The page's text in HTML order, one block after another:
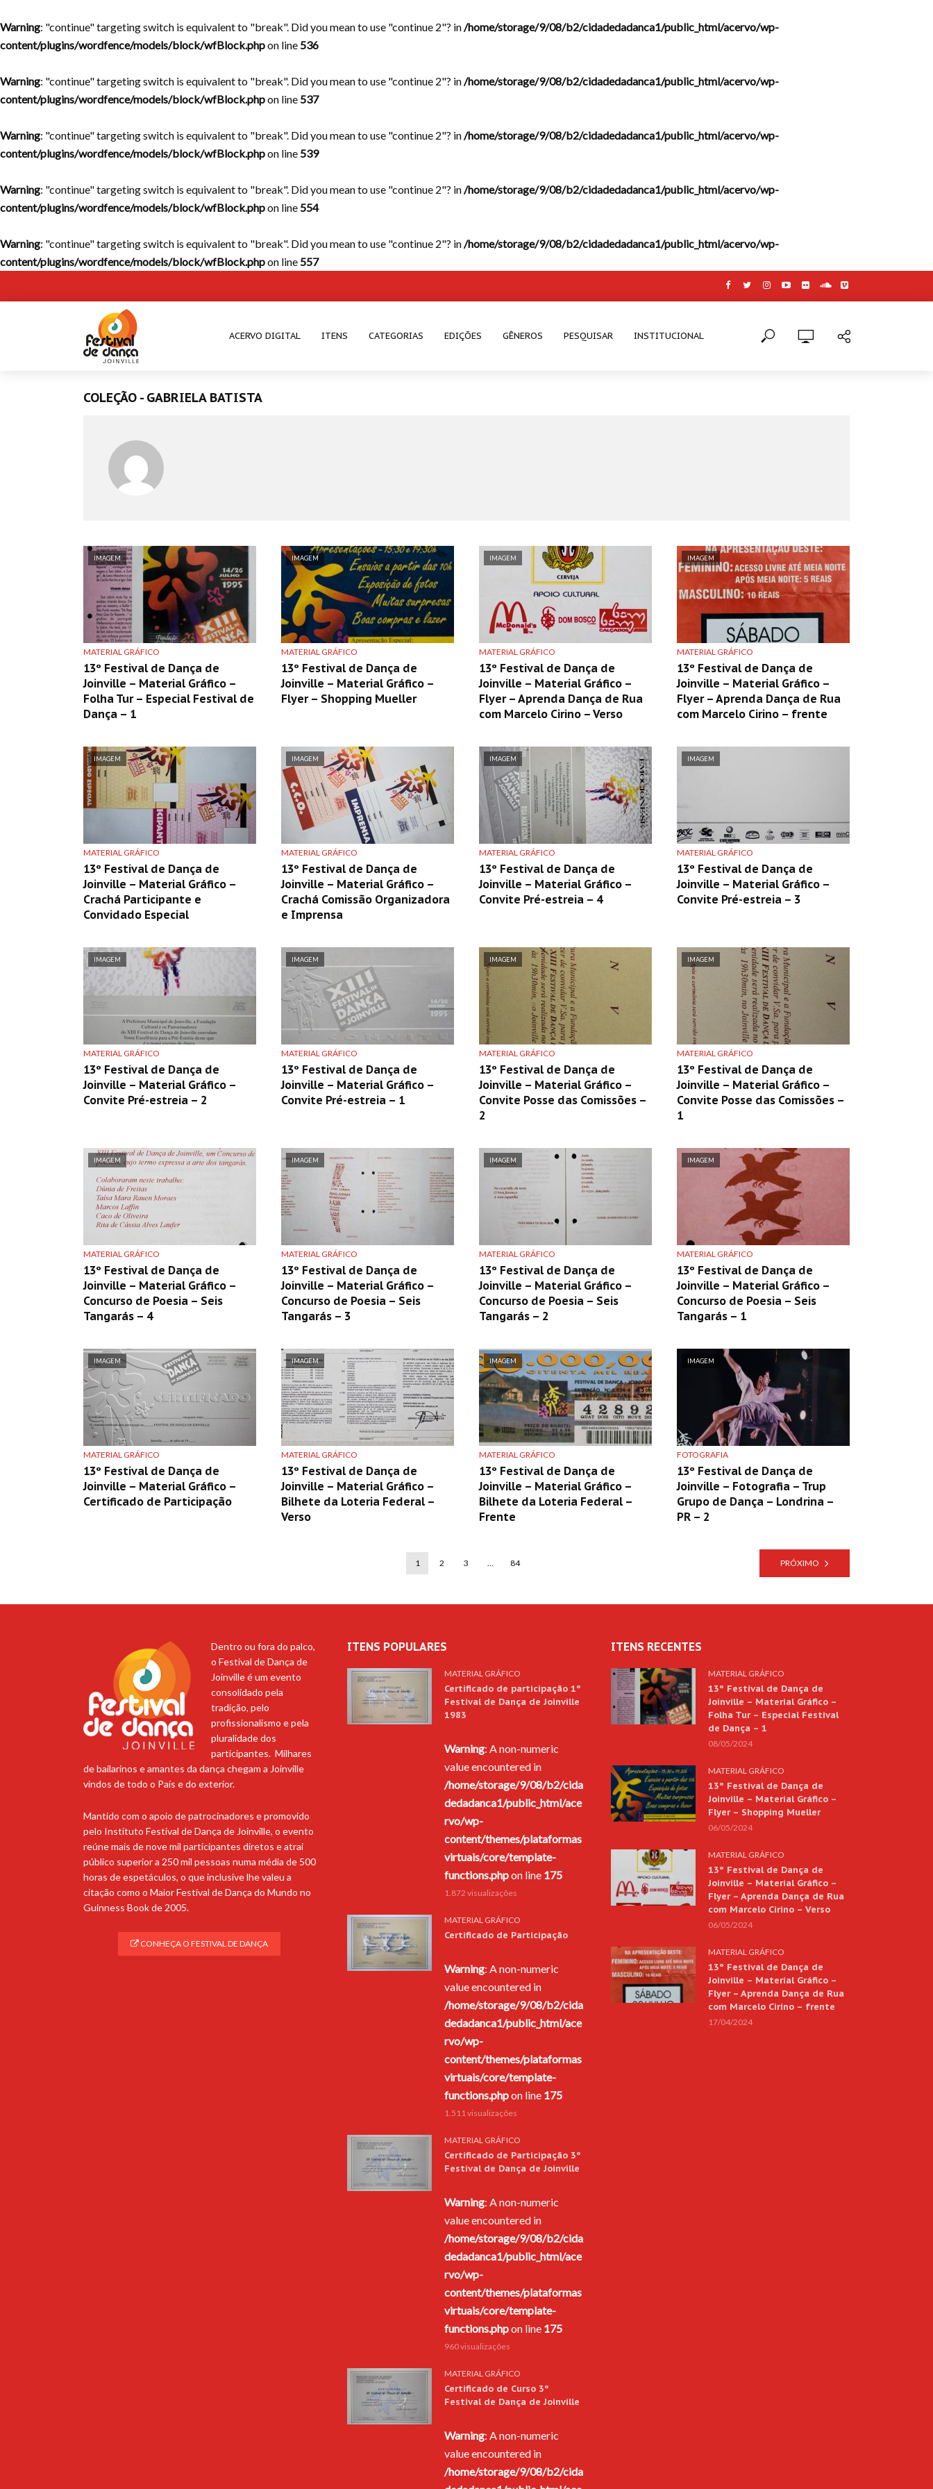
Warning: "continue" targeting switch is equivalent to "break". Did you mean to use "continue 2"? in/home/storage/9/08/b2/cidadedadanca1/public_html/acervo/wp-
content/plugins/wordfence/models/block/wfBlock.phpon line536
Warning: "continue" targeting switch is equivalent to "break". Did you mean to use "continue 2"? in/home/storage/9/08/b2/cidadedadanca1/public_html/acervo/wp-
content/plugins/wordfence/models/block/wfBlock.phpon line537
Warning: "continue" targeting switch is equivalent to "break". Did you mean to use "continue 2"? in/home/storage/9/08/b2/cidadedadanca1/public_html/acervo/wp-
content/plugins/wordfence/models/block/wfBlock.phpon line539
Warning: "continue" targeting switch is equivalent to "break". Did you mean to use "continue 2"? in/home/storage/9/08/b2/cidadedadanca1/public_html/acervo/wp-
content/plugins/wordfence/models/block/wfBlock.phpon line554
Warning: "continue" targeting switch is equivalent to "break". Did you mean to use "continue 2"? in/home/storage/9/08/b2/cidadedadanca1/public_html/acervo/wp-
content/plugins/wordfence/models/block/wfBlock.phpon line557
ACERVO DIGITAL ITENS CATEGORIAS EDIÇÕES GÊNEROS PESQUISAR INSTITUCIONAL
COLEÇÃO - GABRIELA BATISTA
IMAGEM
MATERIAL GRÁFICO
13º Festival de Dança de
Joinville – Material Gráfico –
Folha Tur – Especial Festival de
Dança – 1
IMAGEM
MATERIAL GRÁFICO
13º Festival de Dança de
Joinville – Material Gráfico –
Flyer – Shopping Mueller
IMAGEM
MATERIAL GRÁFICO
13º Festival de Dança de
Joinville – Material Gráfico –
Flyer – Aprenda Dança de Rua
com Marcelo Cirino – Verso
IMAGEM
MATERIAL GRÁFICO
13º Festival de Dança de
Joinville – Material Gráfico –
Flyer – Aprenda Dança de Rua
com Marcelo Cirino – frente
IMAGEM
MATERIAL GRÁFICO
13º Festival de Dança de
Joinville – Material Gráfico –
Crachá Participante e
Convidado Especial
IMAGEM
MATERIAL GRÁFICO
13º Festival de Dança de
Joinville – Material Gráfico –
Crachá Comissão Organizadora
e Imprensa
IMAGEM
MATERIAL GRÁFICO
13º Festival de Dança de
Joinville – Material Gráfico –
Convite Pré-estreia – 4
IMAGEM
MATERIAL GRÁFICO
13º Festival de Dança de
Joinville – Material Gráfico –
Convite Pré-estreia – 3
IMAGEM
MATERIAL GRÁFICO
13º Festival de Dança de
Joinville – Material Gráfico –
Convite Pré-estreia – 2
IMAGEM
MATERIAL GRÁFICO
13º Festival de Dança de
Joinville – Material Gráfico –
Convite Pré-estreia – 1
IMAGEM
MATERIAL GRÁFICO
13º Festival de Dança de
Joinville – Material Gráfico –
Convite Posse das Comissões –
2
IMAGEM
MATERIAL GRÁFICO
13º Festival de Dança de
Joinville – Material Gráfico –
Convite Posse das Comissões –
1
IMAGEM
MATERIAL GRÁFICO
13º Festival de Dança de
Joinville – Material Gráfico –
Concurso de Poesia – Seis
Tangarás – 4
IMAGEM
MATERIAL GRÁFICO
13º Festival de Dança de
Joinville – Material Gráfico –
Concurso de Poesia – Seis
Tangarás – 3
IMAGEM
MATERIAL GRÁFICO
13º Festival de Dança de
Joinville – Material Gráfico –
Concurso de Poesia – Seis
Tangarás – 2
IMAGEM
MATERIAL GRÁFICO
13º Festival de Dança de
Joinville – Material Gráfico –
Concurso de Poesia – Seis
Tangarás – 1
IMAGEM
MATERIAL GRÁFICO
13º Festival de Dança de
Joinville – Material Gráfico –
Certificado de Participação
IMAGEM
MATERIAL GRÁFICO
13º Festival de Dança de
Joinville – Material Gráfico –
Bilhete da Loteria Federal –
Verso
IMAGEM
MATERIAL GRÁFICO
13º Festival de Dança de
Joinville – Material Gráfico –
Bilhete da Loteria Federal –
Frente
IMAGEM
FOTOGRAFIA
13º Festival de Dança de
Joinville – Fotografia – Trup
Grupo de Dança – Londrina –
PR – 2
1 2 3 … 84 PRÓXIMO
Dentro ou fora do palco,
o Festival de Dança de
Joinville é um evento
consolidado pela
tradição, pelo
profissionalismo e pela
pluralidade dos
participantes. Milhares
de bailarinos e amantes da dança chegam a Joinville
vindos de todo o País e do exterior.
Mantido com o apoio de patrocinadores e promovido
pelo Instituto Festival de Dança de Joinville, o evento
reúne mais de nove mil participantes diretos e atrai
público superior a 250 mil pessoas numa média de 500
horas de espetáculos, o que inclusive lhe valeu a
citação como o Maior Festival de Dança do Mundo no
Guinness Book de 2005.
CONHEÇA O FESTIVAL DE DANÇA
ITENS POPULARES
MATERIAL GRÁFICO
Certificado de participação 1º
Festival de Dança de Joinville
1983
Warning: A non-numeric
value encountered in
/home/storage/9/08/b2/cida
dedadanca1/public_html/ace
rvo/wp-
content/themes/plataformas
virtuais/core/template-
functions.phpon line 175
1.872 visualizações
MATERIAL GRÁFICO
Certificado de Participação
Warning: A non-numeric
value encountered in
/home/storage/9/08/b2/cida
dedadanca1/public_html/ace
rvo/wp-
content/themes/plataformas
virtuais/core/template-
functions.phpon line 175
1.511 visualizações
MATERIAL GRÁFICO
Certificado de Participação 3º
Festival de Dança de Joinville
Warning: A non-numeric
value encountered in
/home/storage/9/08/b2/cida
dedadanca1/public_html/ace
rvo/wp-
content/themes/plataformas
virtuais/core/template-
functions.phpon line 175
960 visualizações
MATERIAL GRÁFICO
Certificado de Curso 3º
Festival de Dança de Joinville
Warning: A non-numeric
value encountered in
/home/storage/9/08/b2/cida
ITENS RECENTES
MATERIAL GRÁFICO
13º Festival de Dança de
Joinville – Material Gráfico –
Folha Tur – Especial Festival
de Dança – 1
08/05/2024
MATERIAL GRÁFICO
13º Festival de Dança de
Joinville – Material Gráfico –
Flyer – Shopping Mueller
06/05/2024
MATERIAL GRÁFICO
13º Festival de Dança de
Joinville – Material Gráfico –
Flyer – Aprenda Dança de Rua
com Marcelo Cirino – Verso
06/05/2024
MATERIAL GRÁFICO
13º Festival de Dança de
Joinville – Material Gráfico –
Flyer – Aprenda Dança de Rua
com Marcelo Cirino – frente
17/04/2024